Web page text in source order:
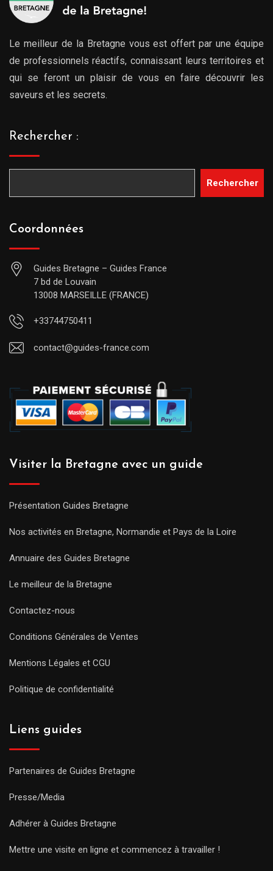
Le meilleur de la Bretagne vous est offert par une équipe
de professionnels réactifs, connaissant leurs territoires et
qui se feront un plaisir de vous en faire découvrir les
saveurs et les secrets.
Rechercher :
Rechercher
Coordonnées
Guides Bretagne – Guides France
7 bd de Louvain
13008 MARSEILLE (FRANCE)
+33744750411
contact@guides-france.com
Visiter la Bretagne avec un guide
Présentation Guides Bretagne
Nos activités en Bretagne, Normandie et Pays de la Loire
Annuaire des Guides Bretagne
Le meilleur de la Bretagne
Contactez-nous
Conditions Générales de Ventes
Mentions Légales et CGU
Politique de confidentialité
Liens guides
Partenaires de Guides Bretagne
Presse/Media
Adhérer à Guides Bretagne
Mettre une visite en ligne et commencez à travailler !